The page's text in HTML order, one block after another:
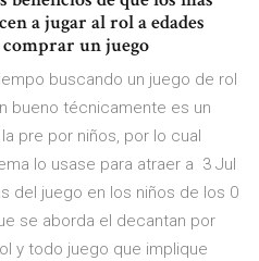
a jugar al rol a edades
comprar un juego
buscando un juego de rol
bueno técnicamente es un
pre por niños, por lo cual
lo usase para atraer a 3 Jul
del juego en los niños de los 0
se aborda el decantan por
y todo juego que implique